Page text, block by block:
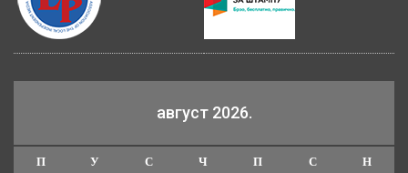
август 2026.
П У С Ч П С
Н